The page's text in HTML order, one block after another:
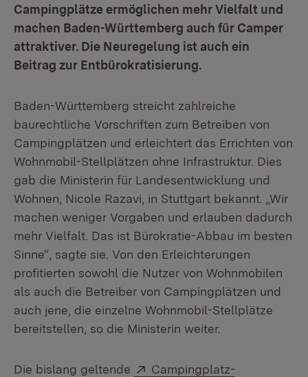
Campingplätze ermöglichen mehr Vielfalt und
machen Baden-Württemberg auch für Camper
attraktiver. Die Neuregelung ist auch ein
Beitrag zur Entbürokratisierung.
Baden-Württemberg streicht zahlreiche
baurechtliche Vorschriften zum Betreiben von
Campingplätzen und erleichtert das Errichten von
Wohnmobil-Stellplätzen ohne Infrastruktur. Dies
gab die Ministerin für Landesentwicklung und
Wohnen, Nicole Razavi, in Stuttgart bekannt.
„Wir
machen weniger Vorgaben und erlauben dadurch
mehr Vielfalt. Das ist Bürokratie-Abbau im besten
Sinne“, sagte sie. Von den Erleichterungen
profitierten sowohl die Nutzer von Wohnmobilen
als auch die Betreiber von Campingplätzen und
auch jene, die einzelne Wohnmobil-Stellplätze
bereitstellen, so die Ministerin weiter.
Die bislang geltende Extern:
Campingplatz-